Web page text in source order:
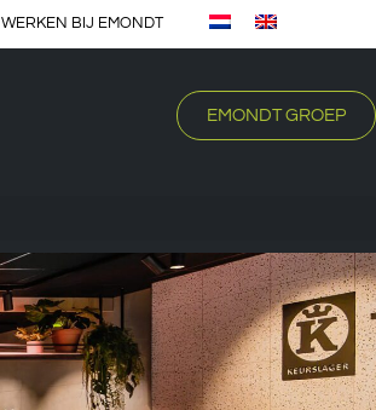
WERKEN BIJ EMONDT
EMONDT GROEP